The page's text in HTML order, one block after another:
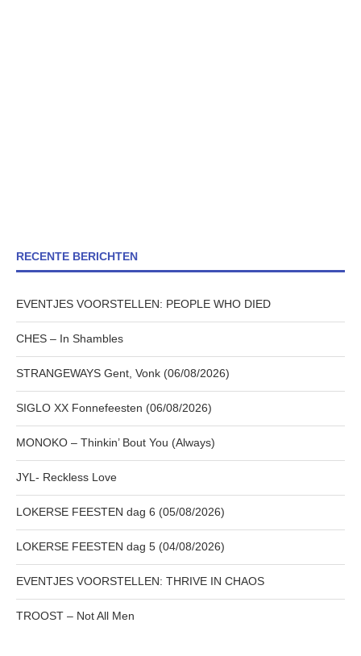
RECENTE BERICHTEN
EVENTJES VOORSTELLEN: PEOPLE WHO DIED
CHES – In Shambles
STRANGEWAYS Gent, Vonk (06/08/2026)
SIGLO XX Fonnefeesten (06/08/2026)
MONOKO – Thinkin’ Bout You (Always)
JYL- Reckless Love
LOKERSE FEESTEN dag 6 (05/08/2026)
LOKERSE FEESTEN dag 5 (04/08/2026)
EVENTJES VOORSTELLEN: THRIVE IN CHAOS
TROOST – Not All Men